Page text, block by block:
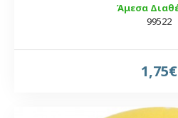
Άμεσα
99522
1,75€